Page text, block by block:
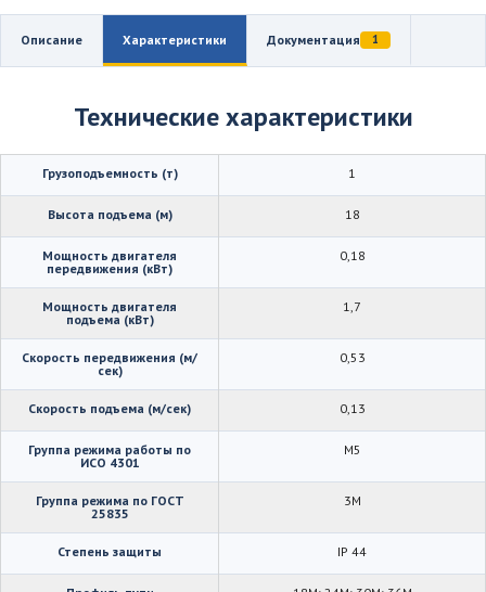
Описание Характеристики Документация 1
Технические характеристики
Грузоподъемность (т) 1
Высота подъема (м) 18
Мощность двигателя
передвижения (кВт)
0,18
Мощность двигателя
подъема (кВт)
1,7
Скорость передвижения (м/
сек)
0,53
Скорость подъема (м/сек) 0,13
Группа режима работы по
ИСО 4301
М5
Группа режима по ГОСТ
25835
3М
Степень защиты IP 44